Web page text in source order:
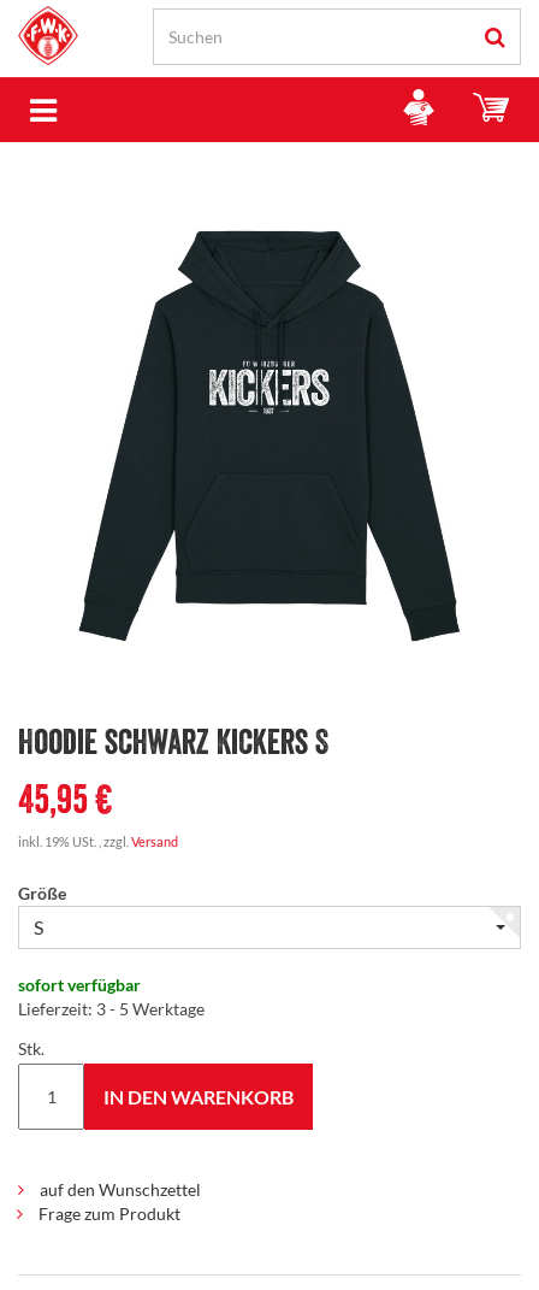
Hoodie schwarz Kickers S
45,95 €
inkl. 19% USt. , zzgl. Versand
Größe
S
sofort verfügbar
Lieferzeit: 3 - 5 Werktage
Stk.
IN DEN WARENKORB
auf den Wunschzettel
Frage zum Produkt